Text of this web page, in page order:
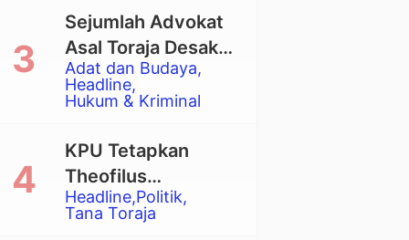
Adat dan Budaya
Headline
Hukum & Kriminal
Sejumlah Advokat
Asal Toraja Desak
Mahkamah Agung
Larang Penggunaan
Eksekusi Rumah
Adat Tongkonan
Headline Politik
Tana Toraja
KPU Tetapkan
Theofilus
Allorerung dan
Zadrak Tombe